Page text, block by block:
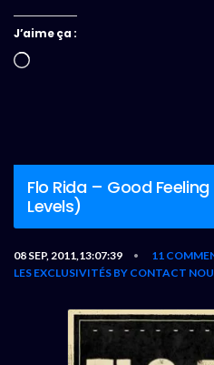
J’aime ça :
Chargement…
Flo Rida – Good
Levels)
08 SEP, 2011,13:07:39 • 11
LES EXCLUSIVITÉS BY CONTACT